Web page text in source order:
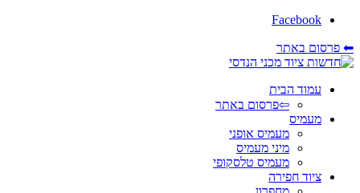
Facebook
⬅ פרסום באתר
עמוד הבית
⇦פרסום באתר
מעמיס
מעמיס אופני
מיני מעמיס
מעמיס טלסקופי
ציוד חפירה